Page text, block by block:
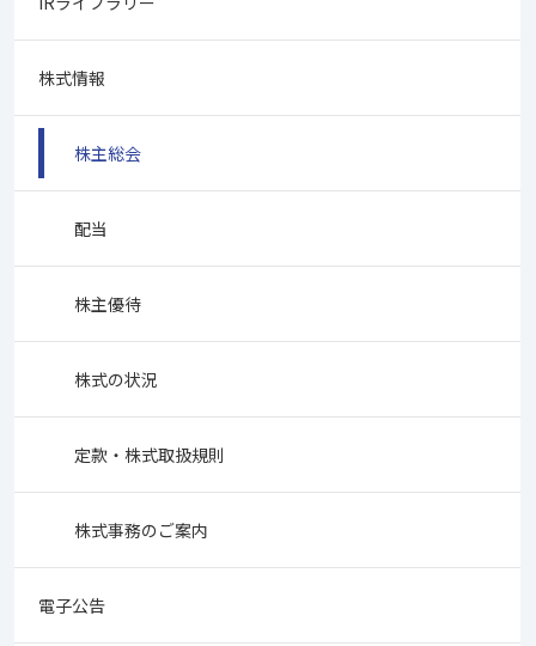
株式情報
株主総会
配当
株主優待
株式の状況
定款・株式取扱規則
株式事務のご案内
電子公告